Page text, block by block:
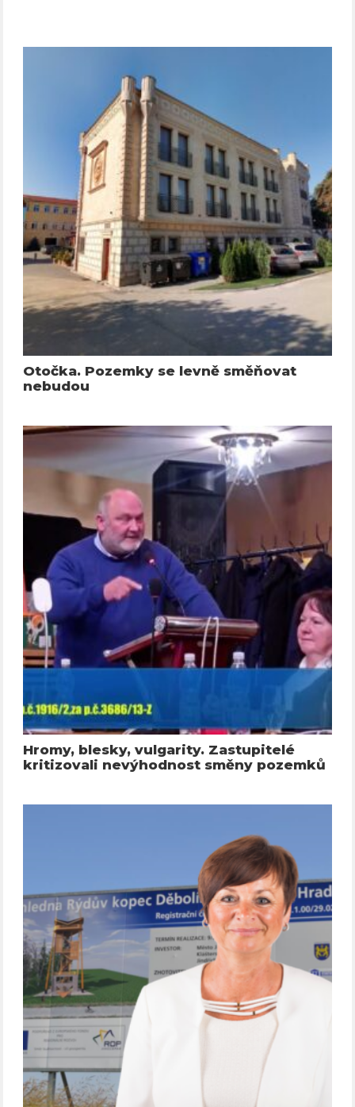
Otočka. Pozemky se levně směňovat
nebudou
Hromy, blesky, vulgarity. Zastupitelé
kritizovali nevýhodnost směny pozemků